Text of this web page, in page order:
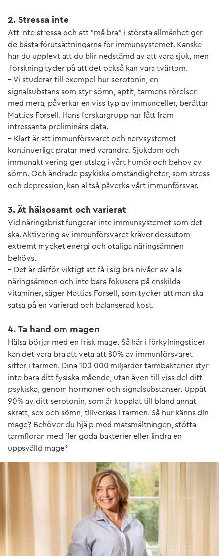
2. Stressa inte
Att inte stressa och att ”må bra” i största allmänhet ger
de bästa förutsättningarna för immunsystemet. Kanske
har du upplevt att du blir nedstämd av att vara sjuk, men
forskning tyder på att det också kan vara tvärtom.
– Vi studerar till exempel hur serotonin, en
signalsubstans som styr sömn, aptit, tarmens rörelser
med mera, påverkar en viss typ av immunceller, berättar
Mattias Forsell. Hans forskargrupp har fått fram
intressanta preliminära data.
– Klart är att immunförsvaret och nervsystemet
kontinuerligt pratar med varandra. Sjukdom och
immunaktivering ger utslag i vårt humör och behov av
sömn. Och ändrade psykiska omständigheter, som stress
och depression, kan alltså påverka vårt immunförsvar.
3. Ät hälsosamt och varierat
Vid näringsbrist fungerar inte immunsystemet som det
ska. Aktivering av immunförsvaret kräver dessutom
extremt mycket energi och otaliga näringsämnen
behövs.
– Det är därför viktigt att få i sig bra nivåer av alla
näringsämnen och inte bara fokusera på enskilda
vitaminer, säger Mattias Forsell, som tycker att man ska
satsa på en varierad och balanserad kost.
4. Ta hand om magen
Hälsa börjar med en frisk mage. Så här i förkylningstider
kan det vara bra att veta att 80% av immunförsvaret
sitter i tarmen. Dina 100 000 miljarder tarmbakterier styr
inte bara ditt fysiska mående, utan även till viss del ditt
psykiska, genom hormoner och signalsubstanser. Uppåt
90% av ditt serotonin, som är kopplat till bland annat
skratt, sex och sömn, tillverkas i tarmen. Så hur känns din
mage? Behöver du hjälp med matsmältningen, stötta
tarmfloran med fler goda bakterier eller lindra en
uppsvälld mage?